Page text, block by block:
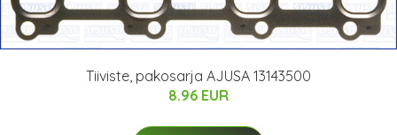
Tiiviste, pakosarja AJUSA 13143500
8.96 EUR